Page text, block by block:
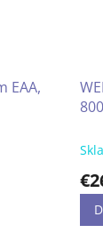
EAA,